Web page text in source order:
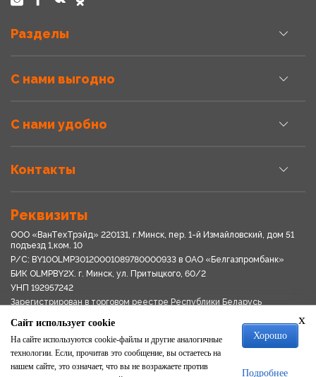
Разделы
С нами выгодно
С нами удобно
Контакты
Реквизиты
ООО «ВанТехТрэйд» 220131, г.Минск, пер. 1-й Измайловский, дом 51
подъезд 1,ком. 10
Р/С: BY10OLMP30120001089780000933 в OАО «Белгазпромбанк»
БИК OLMPBY2X. г. Минск, ул. Притыцкого, 60/2
УНП 192957242
Зарегистрирован в торговом реестре Республики Беларусь
Свидетельство о регистрации № 192957242выдано 18.08.2017
Мингориспоплком
Политика обработки персональных данных
Положение о системе видеонаблюдения
x
Сайт использует cookie
На сайте используются cookie-файлы и другие аналогичные
технологии. Если, прочитав это сообщение, вы остаетесь на
нашем сайте, это означает, что вы не возражаете против
Хорошо
Подробнее